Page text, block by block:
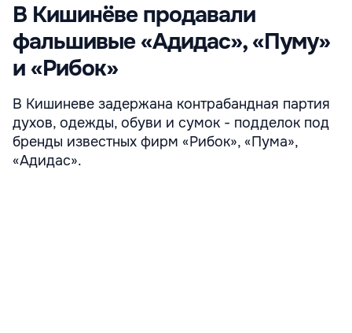
В Кишинёве продавали
фальшивые «Адидас», «Пуму»
и «Рибок»
В Кишиневе задержана контрабандная партия
духов, одежды, обуви и сумок - подделок под
бренды известных фирм «Рибок», «Пума»,
«Адидас».